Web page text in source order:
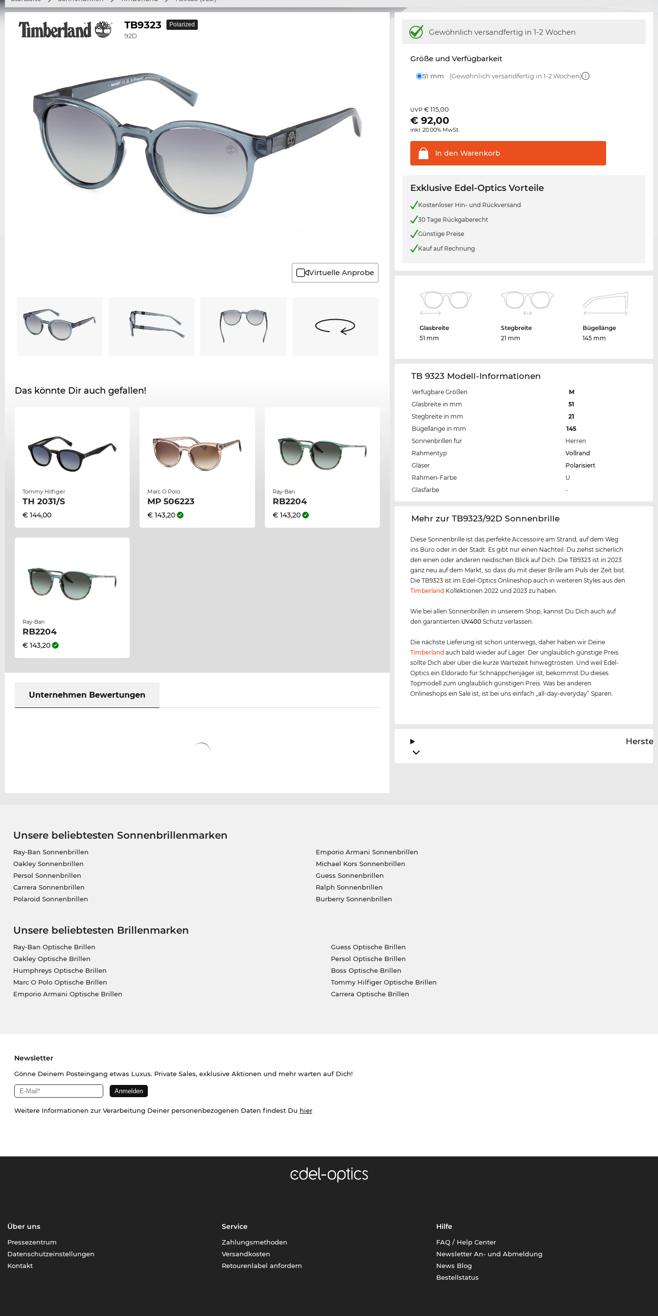
TB9323
92D
Polarized
Virtuelle Anprobe
Das könnte Dir auch gefallen!
Tommy Hilfiger
TH 2031/S
€ 144,00
Marc O Polo
MP 506223
€ 143,20
Ray-Ban
RB2204
€ 143,20
Ray-Ban
RB2204
€ 143,20
Unternehmen Bewertungen
Gewöhnlich versandfertig in 1-2 Wochen
Größe und Verfügbarkeit
51 mm (Gewöhnlich versandfertig in 1-2 Wochen)
UVP€ 115,00
€92,00
inkl. 20.00% MwSt.
In den Warenkorb
Exklusive Edel-Optics Vorteile
Kostenloser Hin- und Rückversand
30 Tage Rückgaberecht
Günstige Preise
Kauf auf Rechnung
Glasbreite
51 mm
Stegbreite
21 mm
Bügellänge
145 mm
TB 9323 Modell-Informationen
Verfügbare Größen
M
Glasbreite in mm
51
Stegbreite in mm
21
Bügellänge in mm
145
Sonnenbrillen für
Herren
Rahmentyp
Vollrand
Gläser
Polarisiert
Rahmen-Farbe
U
Glasfarbe
-
‌Mehr zur TB9323/92D Sonnenbrille
Diese Sonnenbrille ist das perfekte Accessoire am Strand, auf dem Weg
ins Büro oder in der Stadt. Es gibt nur einen Nachteil: Du ziehst sicherlich
den einen oder anderen neidischen Blick auf Dich. Die TB9323 ist in 2023
ganz neu auf dem Markt, so dass du mit dieser Brille am Puls der Zeit bist.
Die TB9323 ist im Edel-Optics Onlineshop auch in weiteren Styles aus den
Timberland Kollektionen 2022 und 2023 zu haben.
Wie bei allen Sonnenbrillen in unserem Shop, kannst Du Dich auch auf
den garantierten UV400 Schutz verlassen.
Die nächste Lieferung ist schon unterwegs, daher haben wir Deine
Timberland auch bald wieder auf Lager. Der unglaublich günstige Preis
sollte Dich aber über die kurze Wartezeit hinwegtrösten. Und weil Edel-
Optics ein Eldorado für Schnäppchenjäger ist, bekommst Du dieses
Topmodell zum unglaublich günstigen Preis. Was bei anderen
Onlineshops ein Sale ist, ist bei uns einfach „all-day-everyday“ Sparen.
Unsere beliebtesten Sonnenbrillenmarken
Ray-Ban Sonnenbrillen
Oakley Sonnenbrillen
Persol Sonnenbrillen
Carrera Sonnenbrillen
Polaroid Sonnenbrillen
Emporio Armani Sonnenbrillen
Michael Kors Sonnenbrillen
Guess Sonnenbrillen
Ralph Sonnenbrillen
Burberry Sonnenbrillen
Unsere beliebtesten Brillenmarken
Ray-Ban Optische Brillen
Oakley Optische Brillen
Humphreys Optische Brillen
Marc O Polo Optische Brillen
Emporio Armani Optische Brillen
Guess Optische Brillen
Persol Optische Brillen
Boss Optische Brillen
Tommy Hilfiger Optische Brillen
Carrera Optische Brillen
Newsletter
Gönne Deinem Posteingang etwas Luxus. Private Sales, exklusive Aktionen und mehr warten auf Dich!
Weitere Informationen zur Verarbeitung Deiner personenbezogenen Daten findest Du hier
Über uns
Pressezentrum
Datenschutzeinstellungen
Kontakt
Service
Zahlungsmethoden
Versandkosten
Retourenlabel anfordern
Hilfe
FAQ / Help Center
Newsletter An- und Abmeldung
News Blog
Bestellstatus